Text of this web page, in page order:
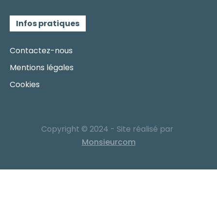
Infos pratiques
Contactez-nous
Mentions légales
Cookies
Copyright © 2024 - Site réalisé par
Monsieurcom